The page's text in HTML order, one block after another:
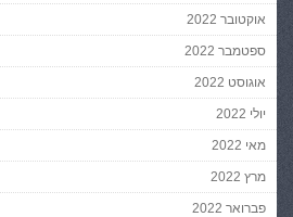
אוקטובר 2022
ספטמבר 2022
אוגוסט 2022
יולי 2022
מאי 2022
מרץ 2022
פברואר 2022